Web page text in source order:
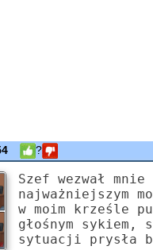
?
Szef wezwał
najważniejszym
w moim krześle
głośnym
sytuacji prysła